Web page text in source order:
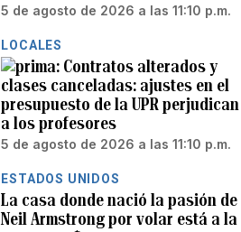
5 de agosto de 2026 a las 11:10 p.m.
LOCALES
Contratos alterados y
clases canceladas: ajustes en el
presupuesto de la UPR perjudican
a los profesores
5 de agosto de 2026 a las 11:10 p.m.
ESTADOS UNIDOS
La casa donde nació la pasión de
Neil Armstrong por volar está a la